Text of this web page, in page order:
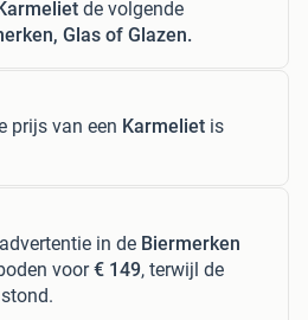
de volgende
Glas of Glazen.
prijs van een Karmeliet is
advertentie in de Biermerken
voor€ 149, terwijl de
stond.